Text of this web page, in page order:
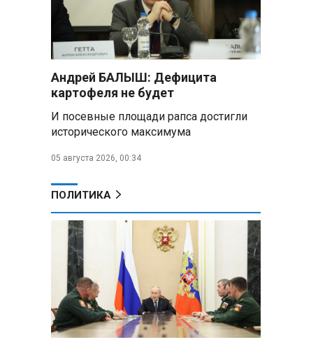
Александр Лукашенко о
работе Белкоопсоюза: «Если это
так, это жуть»
самых популярных зарубежных
городов у российских туристов
Минобороны РФ: при
освобождении Анискино ВСУ
военных сдалась в плен
Александр Лукашенко:
Россияне «услышали батьку» и
скупают пустующие дома в
белорусских деревнях
Алесандр Лукашенко назвал
работу сельской торговли
«неудовлетворительной» и
возмутился «просрочкой и
тухлятиной»
Андрей БАЛЫШ: Дефицита
картофеля не будет
И посевные площади рапса достигли
исторического максимума
05 августа 2026, 00:34
ПОЛИТИКА